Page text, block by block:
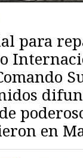
para
en